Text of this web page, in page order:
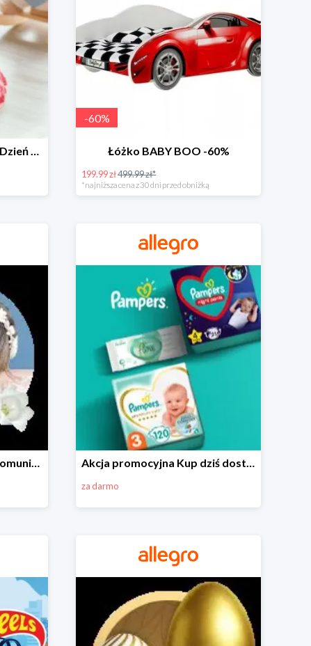
Zabawki dla maluszka na Dzień Dziecka na Allegro do -60%
-60%
Łóżko BABY BOO -60%
199.99 zł499.99 zł*
*najniższa cena z 30 dni przed obniżką
Wszystko do Pierwszej Komunii na Allegro do -70% Akcja promocyjna Kup dziś dostawa jutro
za darmo